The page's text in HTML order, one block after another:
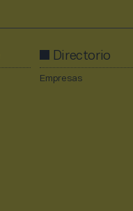
Directorio
Empresas